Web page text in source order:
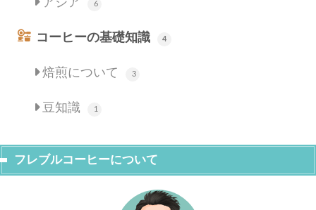
6
コーヒーの基礎知識 4
焙煎について 3
豆知識 1
フレブルコーヒーについて